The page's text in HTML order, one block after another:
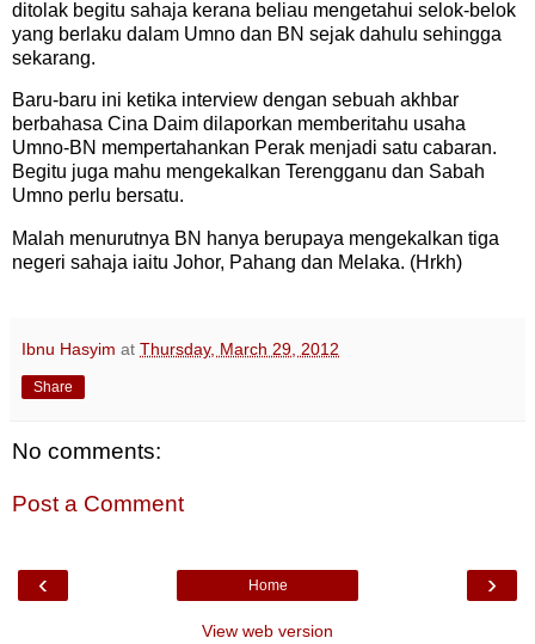
ditolak begitu sahaja kerana beliau mengetahui selok-belok
yang berlaku dalam Umno dan BN sejak dahulu sehingga
sekarang.
Baru-baru ini ketika interview dengan sebuah akhbar
berbahasa Cina Daim dilaporkan memberitahu usaha
Umno-BN mempertahankan Perak menjadi satu cabaran.
Begitu juga mahu mengekalkan Terengganu dan Sabah
Umno perlu bersatu.
Malah menurutnya BN hanya berupaya mengekalkan tiga
negeri sahaja iaitu Johor, Pahang dan Melaka. (Hrkh)
Ibnu Hasyim at Thursday, March 29, 2012
Share
No comments:
Post a Comment
‹ ›
Home
View web version